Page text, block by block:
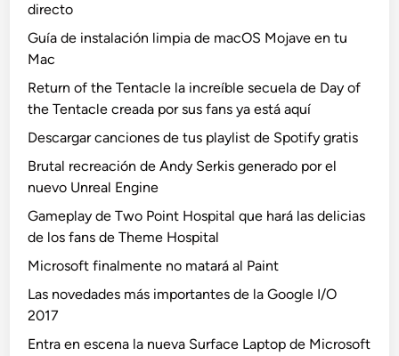
directo
Guía de instalación limpia de macOS Mojave en tu
Mac
Return of the Tentacle la increíble secuela de Day of
the Tentacle creada por sus fans ya está aquí
Descargar canciones de tus playlist de Spotify gratis
Brutal recreación de Andy Serkis generado por el
nuevo Unreal Engine
Gameplay de Two Point Hospital que hará las delicias
de los fans de Theme Hospital
Microsoft finalmente no matará al Paint
Las novedades más importantes de la Google I/O
2017
Entra en escena la nueva Surface Laptop de Microsoft